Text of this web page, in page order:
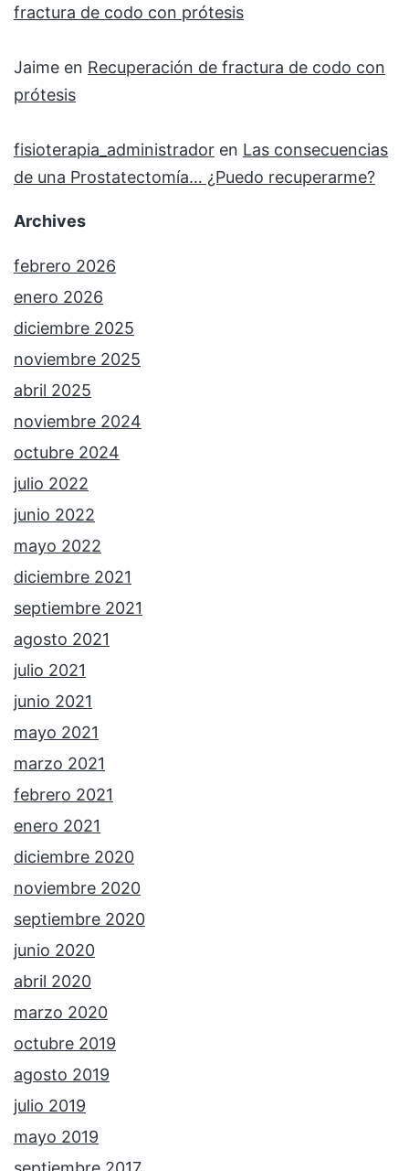
fractura de codo con prótesis
Jaime en Recuperación de fractura de codo con
prótesis
fisioterapia_administrador en Las consecuencias
de una Prostatectomía… ¿Puedo recuperarme?
Archives
febrero 2026
enero 2026
diciembre 2025
noviembre 2025
abril 2025
noviembre 2024
octubre 2024
julio 2022
junio 2022
mayo 2022
diciembre 2021
septiembre 2021
agosto 2021
julio 2021
junio 2021
mayo 2021
marzo 2021
febrero 2021
enero 2021
diciembre 2020
noviembre 2020
septiembre 2020
junio 2020
abril 2020
marzo 2020
octubre 2019
agosto 2019
julio 2019
mayo 2019